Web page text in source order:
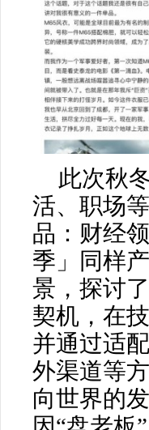
此次秋
活、职场
品：财经
季」同样
景，探讨
契机，在
并通过适
外渠道等
向世界的